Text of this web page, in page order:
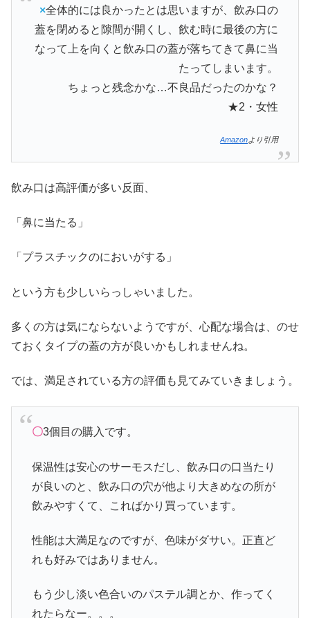
×全体的には良かったとは思いますが、飲み口の
蓋を閉めると隙間が開くし、飲む時に最後の方に
なって上を向くと飲み口の蓋が落ちてきて鼻に当
たってしまいます。
ちょっと残念かな…不良品だったのかな？
★2・女性
Amazonより引用
飲み口は高評価が多い反面、
「鼻に当たる」
「プラスチックのにおいがする」
という方も少しいらっしゃいました。
多くの方は気にならないようですが、心配な場合は、のせ
ておくタイプの蓋の方が良いかもしれませんね。
では、満足されている方の評価も見てみていきましょう。
〇3個目の購入です。
保温性は安心のサーモスだし、飲み口の口当たり
が良いのと、飲み口の穴が他より大きめなの所が
飲みやすくて、こればかり買っています。
性能は大満足なのですが、色味がダサい。正直ど
れも好みではありません。
もう少し淡い色合いのパステル調とか、作ってく
れたらなー。。。